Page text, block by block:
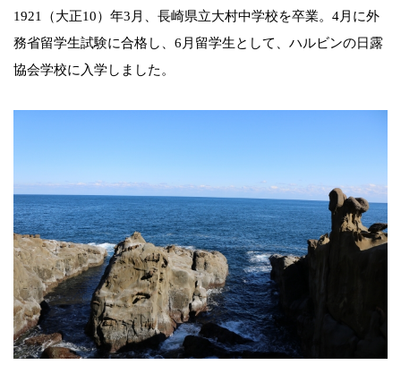
1921（大正10）年3月、長崎県立大村中学校を卒業。4月に外
務省留学生試験に合格し、6月留学生として、ハルビンの日露
協会学校に入学しました。